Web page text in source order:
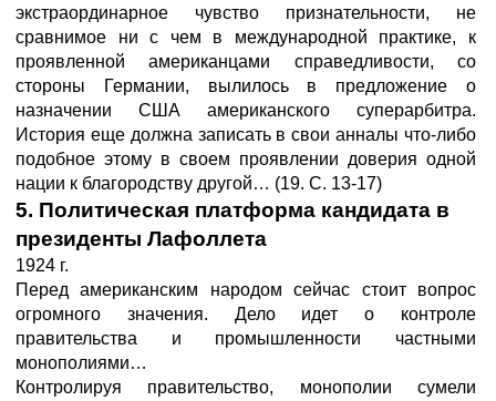
экстраординарное чувство признательности, не
сравнимое ни с чем в международной практике, к
проявленной американцами справедливости, со
стороны Германии, вылилось в предложение о
назначении США американского суперарбитра.
История еще должна записать в свои анналы что-либо
подобное этому в своем проявлении доверия одной
нации к благородству другой… (19. С. 13-17)
5. Политическая платформа кандидата в
президенты Лафоллета
1924 г.
Перед американским народом сейчас стоит вопрос
огромного значения. Дело идет о контроле
правительства и промышленности частными
монополиями…
Контролируя правительство, монополии сумели